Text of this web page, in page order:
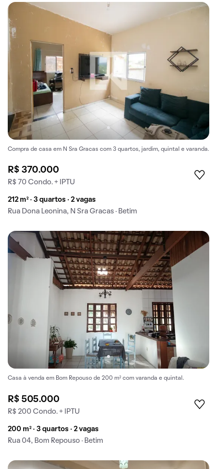
Compra de casa em N Sra Gracas com 3 quartos, jardim, quintal e varanda.
R$ 370.000
R$ 70 Condo. + IPTU
212 m² · 3 quartos · 2 vagas
Rua Dona Leonina, N Sra Gracas · Betim
Casa à venda em Bom Repouso de 200 m² com varanda e quintal.
R$ 505.000
R$ 200 Condo. + IPTU
200 m² · 3 quartos · 2 vagas
Rua 04, Bom Repouso · Betim